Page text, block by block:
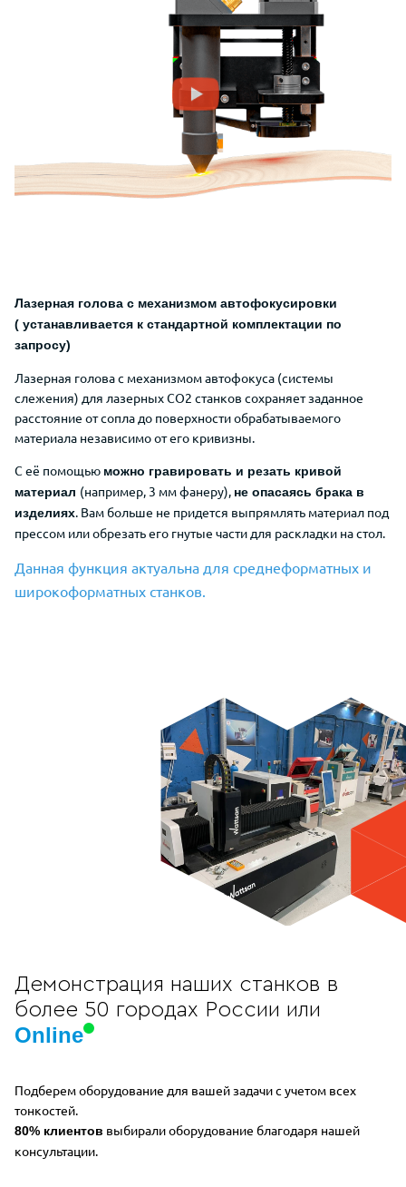
Лазерная голова с механизмом автофокусировки
( устанавливается к стандартной комплектации по
запросу)
Лазерная голова с механизмом автофокуса (системы
слежения) для лазерных CO2 станков сохраняет заданное
расстояние от сопла до поверхности обрабатываемого
материала независимо от его кривизны.
С её помощью можно гравировать и резать кривой
материал (например, 3 мм фанеру), не опасаясь брака в
изделиях. Вам больше не придется выпрямлять материал под
прессом или обрезать его гнутые части для раскладки на стол.
Данная функция актуальна для среднеформатных и
широкоформатных станков.
Демонстрация наших станков в
более 50 городах России или
Online
Подберем оборудование для вашей задачи с учетом всех
тонкостей.
80% клиентов выбирали оборудование благодаря нашей
консультации.